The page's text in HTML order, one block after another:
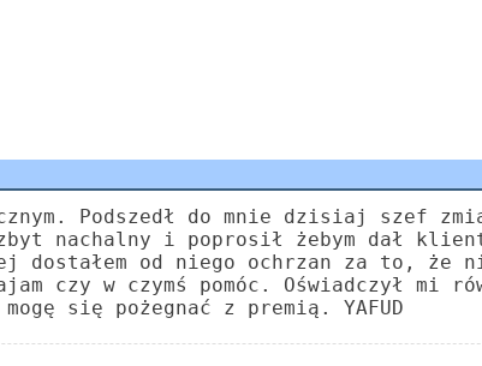
Podszedł do mnie dzisiaj szef
nachalny i poprosił żebym dał
dostałem od niego ochrzan za to, że
czy w czymś pomóc. Oświadczył mi
się pożegnać z premią. YAFUD